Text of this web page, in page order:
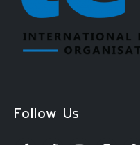
Follow Us